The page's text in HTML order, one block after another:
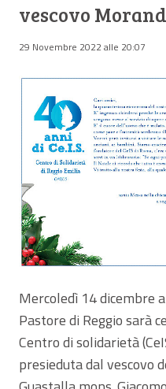
vescovo
29 Novembre 2022 alle 20:07
Mercoledì 14 dicembre
Pastore di Reggio sarà
Centro di solidarietà
presieduta dal vescovo